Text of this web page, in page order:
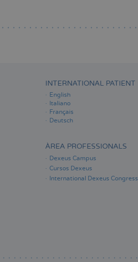
INTERNATIONAL PATIENT
English
Italiano
Français
Deutsch
ÀREA PROFESSIONALS
Dexeus Campus
Cursos Dexeus
International Dexeus Congress